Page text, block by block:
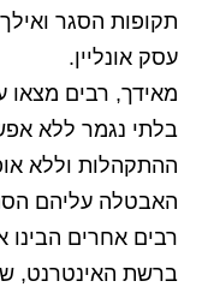
תקופות הסגר
עסק אונליין.
מאידך, רבים
בלתי נגמר ללא
ההתקהלות וללא
האבטלה עליהם
רבים אחרים הבינו